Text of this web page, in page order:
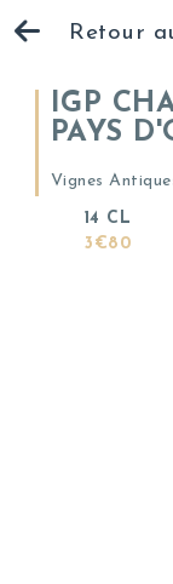
Retour
IGP
PAYS
Vignes
14 CL
3€80